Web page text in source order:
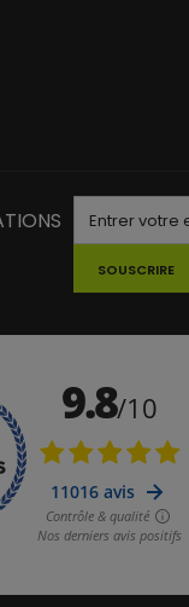
SOUSCRIRE